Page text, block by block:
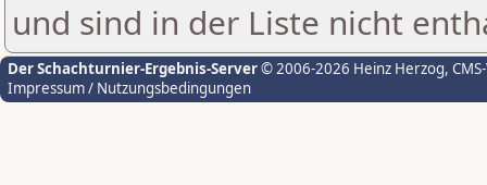
und sind in der Liste nicht
Der Schachturnier-Ergebnis-Server© 2006-2026 Heinz Herzog,
Impressum / Nutzungsbedingungen